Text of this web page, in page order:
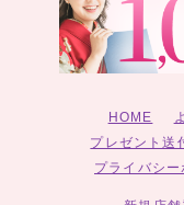
HOME
プレゼント送
プライバシー